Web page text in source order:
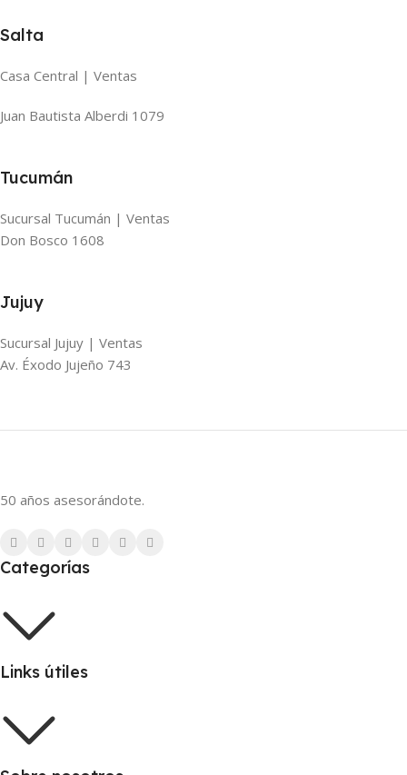
Salta
Casa Central | Ventas
Juan Bautista Alberdi 1079
Tucumán
Sucursal Tucumán | Ventas
Don Bosco 1608
Jujuy
Sucursal Jujuy | Ventas
Av. Éxodo Jujeño 743
50 años asesorándote.
Categorías
Links útiles